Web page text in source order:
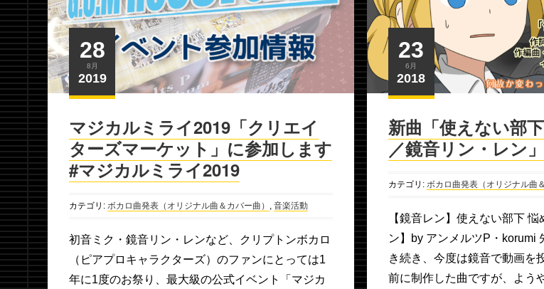
28
8月
2019
マジカルミライ2019「クリエイ
ターズマーケット」に参加します
#マジカルミライ2019
カテゴリ: ボカロ曲発表（オリジナル曲＆カバー曲） , 音楽活動
初音ミク・鏡音リン・レンなど、クリプトンボカロ
（ピアプロキャラクターズ）のファンにとっては1
年に1度のお祭り、最大級の公式イベント「マジカ
23
6月
2018
新曲「使えない部
／鏡音リン・レン
カテゴリ: ボカロ曲発表（オリジナル曲
【鏡音レン】使えない部下 悩
ン】by アンメルツP・korumi
き続き、今度は鏡音で動画を
前に制作した曲ですが、よう